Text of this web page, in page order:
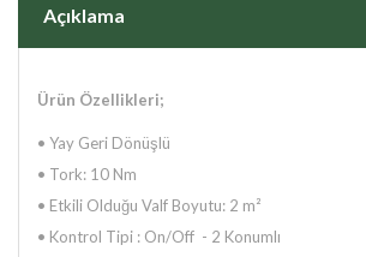
Açıklama
Ürün Özellikleri;
• Yay Geri Dönüşlü
• Tork: 10 Nm
• Etkili Olduğu Valf Boyutu: 2 m²
• Kontrol Tipi : On/Off - 2 Konumlı